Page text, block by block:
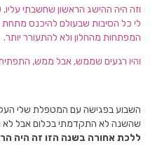
וזה היה ההישג הראשון שחשבתי
לי כל הסיבות שבעולם להיכנס
המפתחות מהחלון ולא להתעורר יותר.
והיו רגעים שממש, אבל ממש,
השבוע בפגישה עם המטפלת שלי
שהשנה לא התקדמתי בכלום אבל לא
ללכת אחורה בשנה הזו זה היה